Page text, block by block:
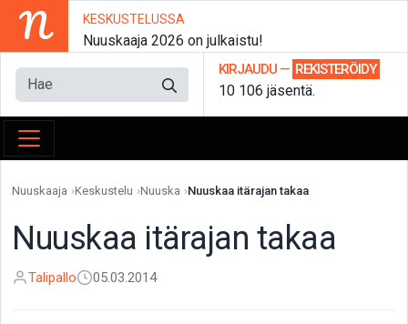
N KESKUSTELUSSA
Nuuskaaja 2026 on julkaistu!
KIRJAUDU — REKISTERÖIDY
10 106 jäsentä.
Nuuskaaja Keskustelu Nuuska Nuuskaa itärajan takaa
Nuuskaa itärajan takaa
Talipallo 05.03.2014